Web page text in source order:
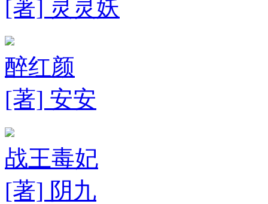
[著] 灵灵妖
醉红颜
[著] 安安
战王毒妃
[著] 阴九